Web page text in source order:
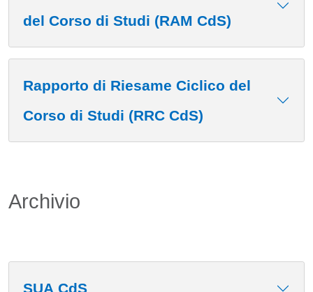
del Corso di Studi (RAM CdS)
Rapporto di Riesame Ciclico del
Corso di Studi (RRC CdS)
Archivio
SUA CdS